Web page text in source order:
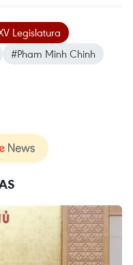
Legislatura
#Pham Minh Chinh